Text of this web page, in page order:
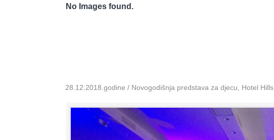
No Images found.
28.12.2018.godine / Novogodišnja predstava za djecu, Hotel Hills